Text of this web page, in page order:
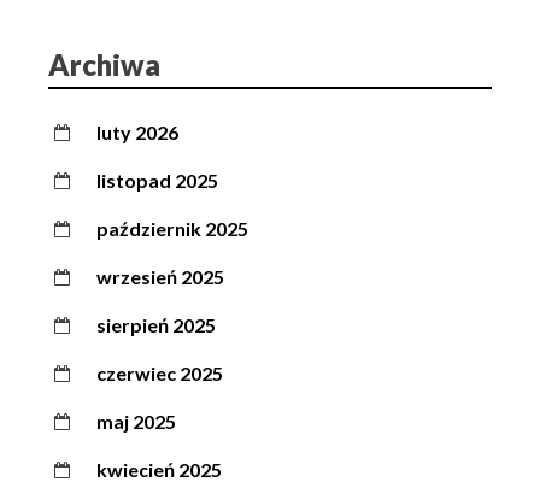
Archiwa
luty 2026
listopad 2025
październik 2025
wrzesień 2025
sierpień 2025
czerwiec 2025
maj 2025
kwiecień 2025